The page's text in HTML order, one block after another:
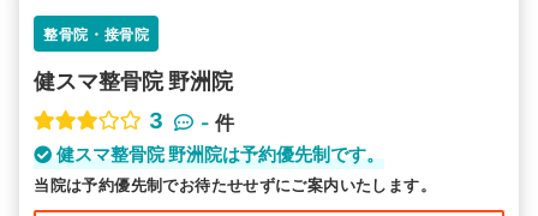
整骨院・接骨院
健スマ整骨院 野洲院
3
- 件
健スマ整骨院 野洲院は予約優先制です。
当院は予約優先制でお待たせせずにご案内いたします。